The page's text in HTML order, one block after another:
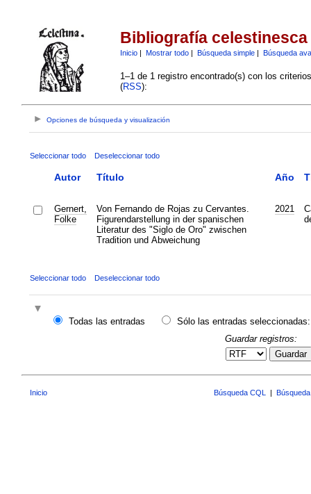
Bibliografía celestinesca
Inicio| Mostrar todo| Búsqueda simple| Búsqueda
1–1 de 1 registro encontrado(s) con los
(RSS):
Opciones de búsqueda y visualización
Seleccionar todo Deseleccionar todo
Autor Título Año
Gernert,
Folke
Von Fernando de Rojas zu Cervantes.
Figurendarstellung in der spanischen
Literatur des "Siglo de Oro" zwischen
Tradition und Abweichung
2021
Seleccionar todo Deseleccionar todo
Todas las entradas
Sólo las entradas seleccionadas:
Guardar registros:
Guardar
Inicio Búsqueda CQL